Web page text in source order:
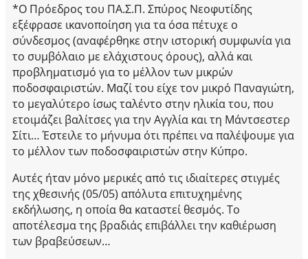
*Ο Πρόεδρος του ΠΑ.Σ.Π. Σπύρος Νεοφυτίδης
εξέφρασε ικανοποίηση για τα όσα πέτυχε ο
σύνδεσμος (αναφέρθηκε στην ιστορική συμφωνία για
το συμβόλαιο με ελάχιστους όρους), αλλά και
προβληματισμό για το μέλλον των μικρών
ποδοσφαιριστών. Μαζί του είχε τον μικρό Παναγιώτη,
το μεγαλύτερο ίσως ταλέντο στην ηλικία του, που
ετοιμάζει βαλίτσες για την Αγγλία και τη Μάντσεστερ
Σίτι… Έστειλε το μήνυμα ότι πρέπει να παλέψουμε για
το μέλλον των ποδοσφαιριστών στην Κύπρο.
Αυτές ήταν μόνο μερικές από τις ιδιαίτερες στιγμές
της χθεσινής (05/05) απόλυτα επιτυχημένης
εκδήλωσης, η οποία θα καταστεί θεσμός. Το
αποτέλεσμα της βραδιάς επιβάλλει την καθιέρωση
των βραβεύσεων…